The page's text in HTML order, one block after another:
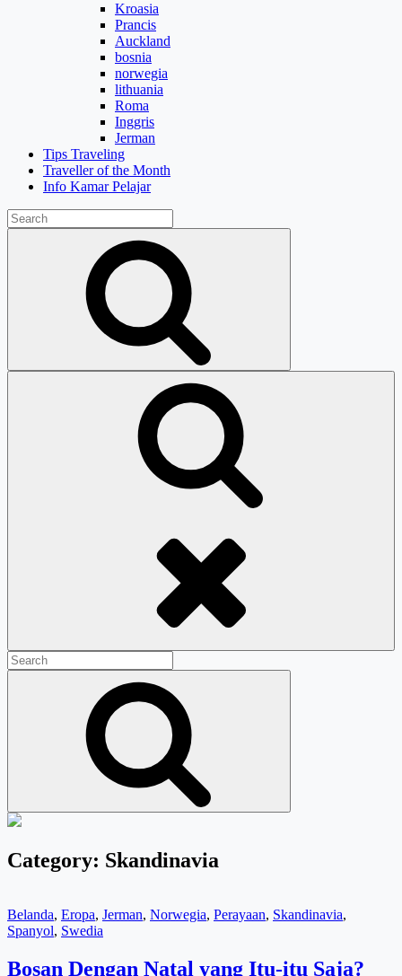
Kroasia
Prancis
Auckland
bosnia
norwegia
lithuania
Roma
Inggris
Jerman
Tips Traveling
Traveller of the Month
Info Kamar Pelajar
Search
for:
Search
for:
Category: Skandinavia
Cat
Links
Belanda, Eropa, Jerman, Norwegia, Perayaan, Skandinavia,
Spanyol, Swedia
Bosan Dengan Natal yang Itu-itu Saja?